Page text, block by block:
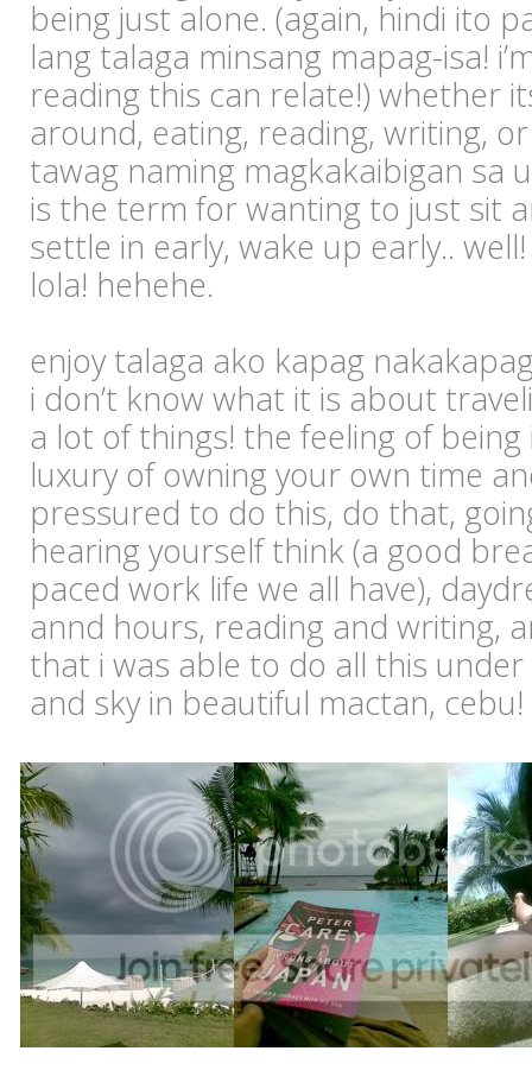
being just alone. (again, hindi ito
lang talaga minsang mapag-isa!
reading this can relate!) whether
around, eating, reading, writing,
tawag naming magkakaibigan sa
is the term for wanting to just sit
settle in early, wake up early..
lola! hehehe.
enjoy talaga ako kapag
i don’t know what it is about
a lot of things! the feeling of
luxury of owning your own time
pressured to do this, do that,
hearing yourself think (a good
paced work life we all have),
annd hours, reading and writing,
that i was able to do all this
and sky in beautiful mactan, cebu!